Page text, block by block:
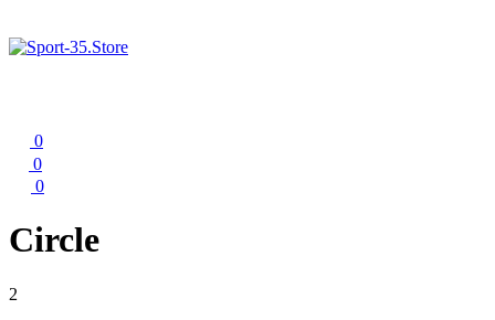
0
0
0
Circle
2